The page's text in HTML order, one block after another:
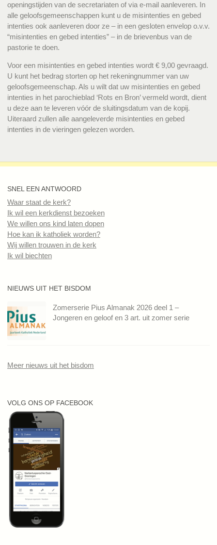
openingstijden van de secretariaten of via e-mail aanleveren. In
alle geloofsgemeenschappen kunt u de misintenties en gebed
intenties ook aanleveren door ze – in een gesloten envelop o.v.v.
“misintenties en gebed intenties” – in de brievenbus van de
pastorie te doen.
Voor een misintenties en gebed intenties wordt € 9,00 gevraagd.
U kunt het bedrag storten op het rekeningnummer van uw
geloofsgemeenschap. Als u wilt dat uw misintenties en gebed
intenties in het parochieblad ‘Rots en Bron’ vermeld wordt, dient
u deze aan te leveren vóór de sluitingsdatum van de kopij.
Uiteraard zullen alle aangeleverde misintenties en gebed
intenties in de vieringen gelezen worden.
SNEL EEN ANTWOORD
Waar staat de kerk?
Ik wil een kerkdienst bezoeken
We willen ons kind laten dopen
Hoe kan ik katholiek worden?
Wij willen trouwen in de kerk
Ik wil biechten
NIEUWS UIT HET BISDOM
Zomerserie Pius Almanak 2026 deel 1 –
Jongeren en geloof en 3 art. uit zomer serie
Meer nieuws uit het bisdom
VOLG ONS OP FACEBOOK